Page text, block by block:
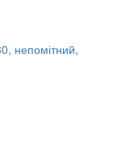
непомітний,